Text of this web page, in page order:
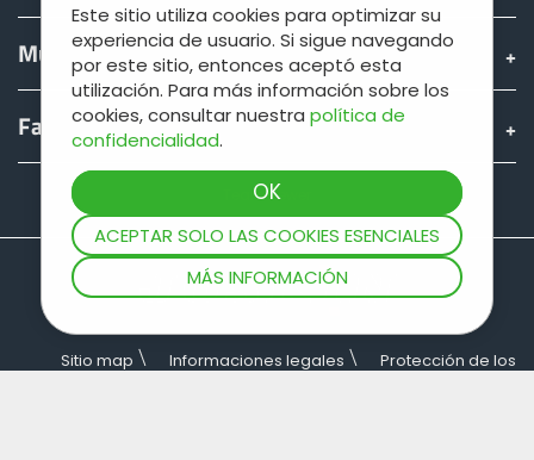
Este sitio utiliza cookies para optimizar su
experiencia de usuario. Si sigue navegando
por este sitio, entonces aceptó esta
utilización. Para más información sobre los
cookies, consultar nuestra política de
confidencialidad.
ACEPTAR SOLO LAS COOKIES ESENCIALES
MÁS INFORMACIÓN
Mundo JOSKIN
Fan shop
Teamviewer
Sitio map Informaciones legales
Protección de los